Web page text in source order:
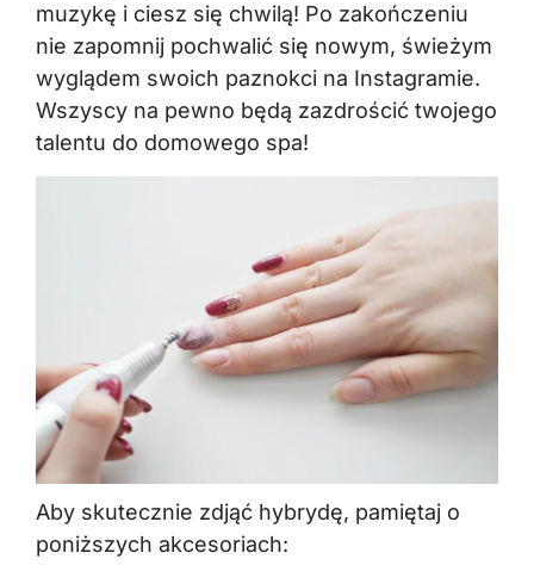
muzykę i ciesz się chwilą! Po zakończeniu
nie zapomnij pochwalić się nowym, świeżym
wyglądem swoich paznokci na Instagramie.
Wszyscy na pewno będą zazdrościć twojego
talentu do domowego spa!
Aby skutecznie zdjąć hybrydę, pamiętaj o
poniższych akcesoriach: